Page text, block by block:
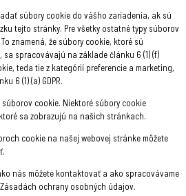
súbory cookie do vášho zariadenia, ak sú
tejto stránky. Pre všetky ostatné typy súborov
znamená, že súbory cookie, ktoré sú
spracovávajú na základe článku 6 (1) (f)
teda tie z kategórií preferencie a marketing,
6 (1) (a) GDPR.
cookie. Niektoré súbory cookie
sa zobrazujú na našich stránkach.
cookie na našej webovej stránke môžete
nás môžete kontaktovať a ako spracovávame
ochrany osobných údajov.